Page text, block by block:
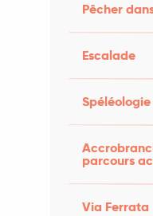
Pêcher
Escalade
Spéléologie
parcours
Via Ferrata
à La